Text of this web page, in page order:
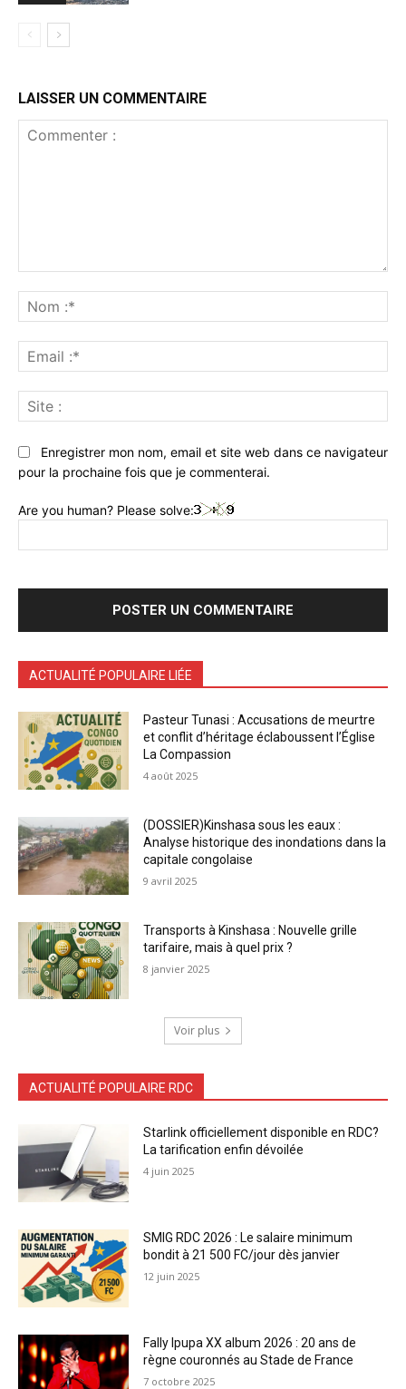
LAISSER UN COMMENTAIRE
:*
:*
:
Enregistrer mon nom, email et site web dans ce navigateur
pour la prochaine fois que je commenterai.
Are you human? Please solve:
ACTUALITÉ POPULAIRE LIÉE
Pasteur Tunasi : Accusations de meurtre
et conflit d’héritage éclaboussent l’Église
La Compassion
4 août 2025
(DOSSIER)Kinshasa sous les eaux :
Analyse historique des inondations dans la
capitale congolaise
9 avril 2025
Transports à Kinshasa : Nouvelle grille
tarifaire, mais à quel prix ?
8 janvier 2025
Voir plus
ACTUALITÉ POPULAIRE RDC
Starlink officiellement disponible en RDC?
La tarification enfin dévoilée
4 juin 2025
SMIG RDC 2026 : Le salaire minimum
bondit à 21 500 FC/jour dès janvier
12 juin 2025
Fally Ipupa XX album 2026 : 20 ans de
règne couronnés au Stade de France
7 octobre 2025